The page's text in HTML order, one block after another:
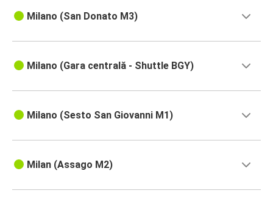
Milano (San Donato M3)
Milano (Gara centrală - Shuttle BGY)
Milano (Sesto San Giovanni M1)
Milan (Assago M2)